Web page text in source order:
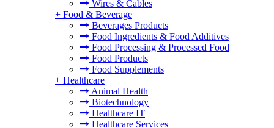
Wires & Cables
+ Food & Beverage
Beverages Products
Food Ingredients & Food Additives
Food Processing & Processed Food
Food Products
Food Supplements
+ Healthcare
Animal Health
Biotechnology
Healthcare IT
Healthcare Services